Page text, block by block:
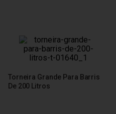
Torneira Grande Para Barris
De 200 Litros